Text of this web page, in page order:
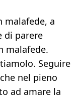
malafede, a
di parere
malafede.
Seguire
nel pieno
ad amare la